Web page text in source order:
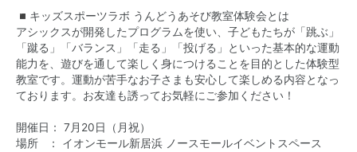
◾️キッズスポーツラボ うんどうあそび教室体験会とは
アシックスが開発したプログラムを使い、子どもたちが「跳ぶ」
「蹴る」「バランス」「走る」「投げる」といった基本的な運動
能力を、遊びを通して楽しく身につけることを目的とした体験型
教室です。運動が苦手なお子さまも安心して楽しめる内容となっ
ております。お友達も誘ってお気軽にご参加ください！
開催日： 7月20日（月祝）
場所 ： イオンモール新居浜 ノースモールイベントスペース